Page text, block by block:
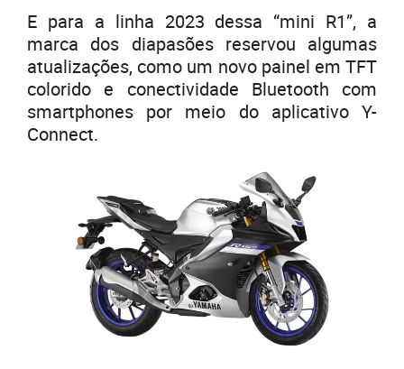
E para a linha 2023 dessa “mini R1”, a
marca dos diapasões reservou algumas
atualizações, como um novo painel em TFT
colorido e conectividade Bluetooth com
smartphones por meio do aplicativo Y-
Connect.